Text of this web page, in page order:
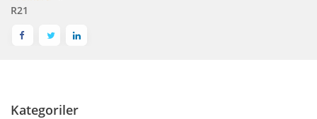
R21
Kategoriler